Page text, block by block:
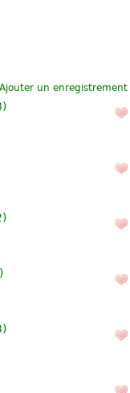
Ajouter un enregistrement